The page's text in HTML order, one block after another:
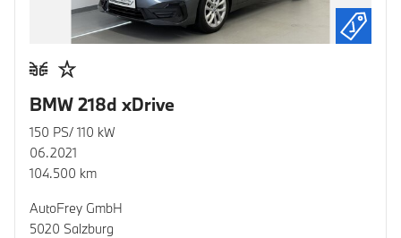
BMW 218d xDrive
150 PS/ 110 kW
06.2021
104.500 km
AutoFrey GmbH
5020 Salzburg